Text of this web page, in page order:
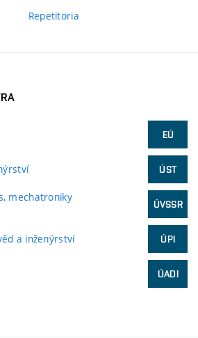
Repetitoria
mechatroniky
a inženýrství
EÚ
ÚST
ÚVSSR
ÚPI
ÚADI